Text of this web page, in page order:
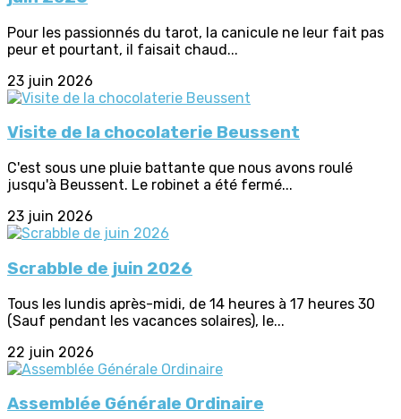
Pour les passionnés du tarot, la canicule ne leur fait pas
peur et pourtant, il faisait chaud...
23 juin 2026
Visite de la chocolaterie Beussent
C'est sous une pluie battante que nous avons roulé
jusqu'à Beussent. Le robinet a été fermé...
23 juin 2026
Scrabble de juin 2026
Tous les lundis après-midi, de 14 heures à 17 heures 30
(Sauf pendant les vacances solaires), le...
22 juin 2026
Assemblée Générale Ordinaire